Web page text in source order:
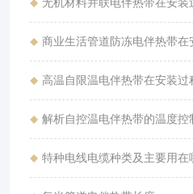
解析自控温电伴热带的温度控
特种电线电缆种类及主要用在